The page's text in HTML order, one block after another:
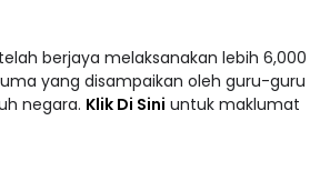
berjaya melaksanakan lebih 6,000
yang disampaikan oleh guru-guru
negara. Klik Di Sini untuk maklumat